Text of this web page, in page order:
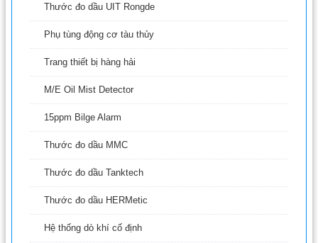
Thước đo dầu UIT Rongde
Phụ tùng động cơ tàu thủy
Trang thiết bị hàng hải
M/E Oil Mist Detector
15ppm Bilge Alarm
Thước đo dầu MMC
Thước đo dầu Tanktech
Thước đo dầu HERMetic
Hệ thống dò khí cố định